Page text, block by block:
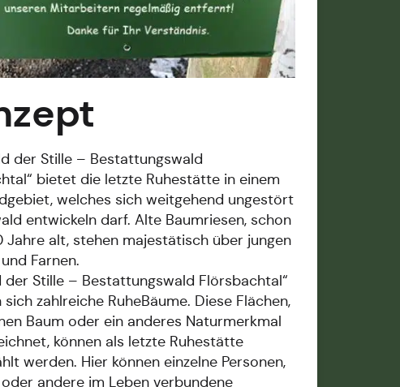
der Stille – Bestattungswald
bietet die letzte Ruhestätte in einem
welches sich weitgehend ungestört
entwickeln darf. Alte Baumriesen, schon
Jahre alt, stehen majestätisch über jungen
Farnen.
der Stille – Bestattungswald Flörsbachtal“
zahlreiche RuheBäume. Diese Flächen,
Baum oder ein anderes Naturmerkmal
können als letzte Ruhestätte
werden. Hier können einzelne Personen,
oder andere im Leben verbundene